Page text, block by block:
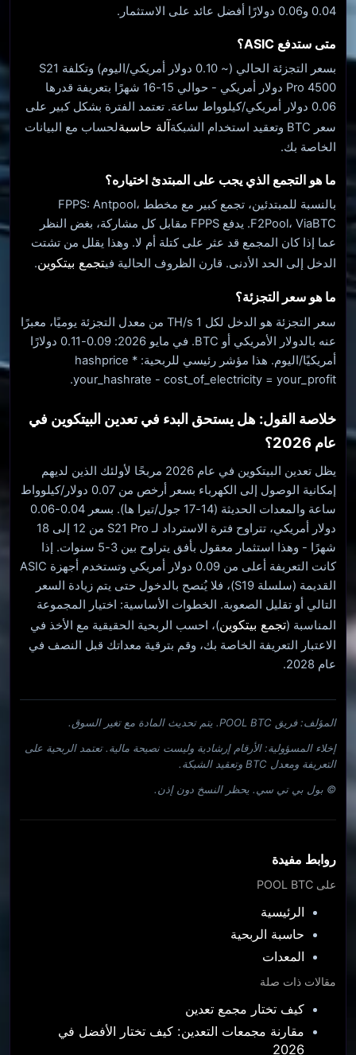
0.04 و0.06 دولارًا أفضل عائد على الاستثمار.
متى ستدفع ASIC؟
بسعر التجزئة الحالي (~ 0.10 دولار أمريكي/اليوم) وتكلفة S21
Pro 4500 دولار أمريكي - حوالي 15-16 شهرًا بتعريفة قدرها
0.06 دولار أمريكي/كيلوواط ساعة. تعتمد الفترة بشكل كبير على
سعر BTC وتعقيد استخدام الشبكة
آلة حاسبةلحساب مع البيانات
الخاصة بك.
ما هو التجمع الذي يجب على المبتدئ اختياره؟
بالنسبة للمبتدئين، تجمع كبير مع مخطط FPPS: Antpool،
F2Pool، ViaBTC. يدفع FPPS مقابل كل مشاركة، بغض النظر
عما إذا كان المجمع قد عثر على كتلة أم لا. وهذا يقلل من تشتت
الدخل إلى الحد الأدنى. قارن الظروف الحالية فيتجمع بيتكوين.
ما هو سعر التجزئة؟
سعر التجزئة هو الدخل لكل 1 TH/s من معدل التجزئة يوميًا، معبرًا
عنه بالدولار الأمريكي أو BTC. في مايو 2026: 0.09-0.11 دولارًا
أمريكيًا/اليوم. هذا مؤشر رئيسي للربحية: hashprice *
your_hashrate - cost_of_electricity = your_profit.
خلاصة القول: هل يستحق البدء في تعدين البيتكوين في
عام 2026؟
يظل تعدين البيتكوين في عام 2026 مربحًا لأولئك الذين لديهم
إمكانية الوصول إلى الكهرباء بسعر أرخص من 0.07 دولار/كيلوواط
ساعة والمعدات الحديثة (14-17 جول/تيرا ها). بسعر 0.04-0.06
دولار أمريكي، تتراوح فترة الاسترداد لـ S21 Pro من 12 إلى 18
شهرًا - وهذا استثمار معقول بأفق يتراوح بين 3-5 سنوات. إذا
كانت التعريفة أعلى من 0.09 دولار أمريكي وتستخدم أجهزة ASIC
القديمة (سلسلة S19)، فلا يُنصح بالدخول حتى يتم زيادة السعر
التالي أو تقليل الصعوبة. الخطوات الأساسية: اختيار المجموعة
المناسبة (تجمع بيتكوين)، احسب الربحية الحقيقية مع الأخذ في
الاعتبار التعريفة الخاصة بك، وقم بترقية معداتك قبل النصف في
عام 2028.
المؤلف: فريق POOL BTC. يتم تحديث المادة مع تغير السوق.
إخلاء المسؤولية: الأرقام إرشادية وليست نصيحة مالية. تعتمد الربحية على
التعريفة ومعدل BTC وتعقيد الشبكة.
© بول بي تي سي. يحظر النسخ دون إذن.
روابط مفيدة
على POOL BTC
الرئيسية
حاسبة الربحية
المعدات
مقالات ذات صلة
كيف تختار مجمع تعدين
مقارنة مجمعات التعدين: كيف تختار الأفضل في
2026